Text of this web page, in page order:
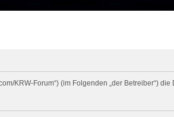
KRW-Forum“) (im Folgenden „der Betreiber“)